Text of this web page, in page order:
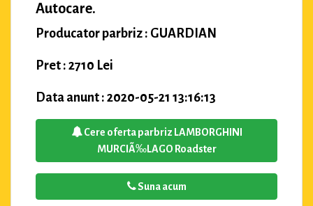
Autocare.
Producator parbriz : GUARDIAN
Pret : 2710 Lei
Data anunt : 2020-05-21 13:16:13
Cere oferta parbriz LAMBORGHINI
MURCIÃ‰LAGO Roadster
Suna acum